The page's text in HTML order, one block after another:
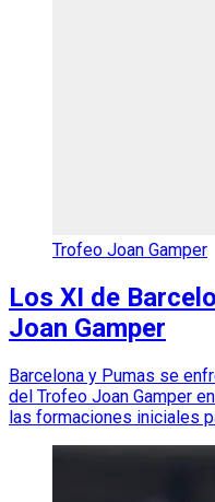
Trofeo Joan Gamper
Los XI de
Joan Gamper
Barcelona y Pumas se
del Trofeo Joan Gamper
las formaciones iniciales